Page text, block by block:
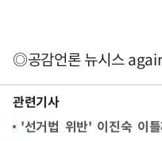
◎공감언론 뉴시스
관련기사
'선거법 위반' 이진숙 이